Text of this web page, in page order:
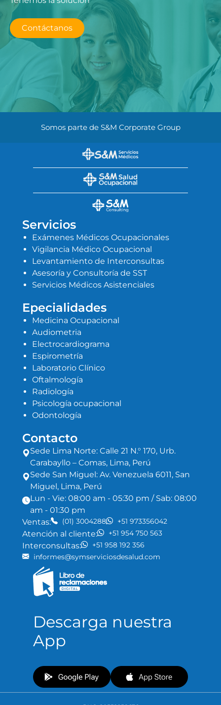
Contáctanos
Somos parte de S&M Corporate Group
Servicios
Exámenes Médicos Ocupacionales
Vigilancia Médico Ocupacional
Levantamiento de Interconsultas
Asesoría y Consultoría de SST
Servicios Médicos Asistenciales
Epecialidades
Medicina Ocupacional
Audiometria
Electrocardiograma
Espirometría
Laboratorio Clínico
Oftalmología
Radiología
Psicología ocupacional
Odontología
Contacto
Sede Lima Norte: Calle 21 N.° 170, Urb.
Carabayllo – Comas, Lima, Perú
Sede San Miguel: Av. Venezuela 6011, San
Miguel, Lima, Perú
Lun - Vie: 08:00 am - 05:30 pm / Sab: 08:00
am - 01:30 pm
Ventas:
(01) 3004288 +51 973356042
Atención al cliente: +51 954 750 563
Interconsultas:
+51 958 192 356
informes@symserviciosdesalud.com
Descarga nuestra
App